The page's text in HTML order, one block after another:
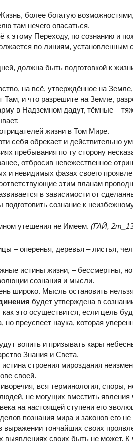
более богатую
там нечего опасаться.
к этому Переходу, по сознанию и
по линиям, установленным
должна быть подготовкой к
на всё, утверждённое на
Там, и что разрешите на Земле,
в Надземном дадут, тёмные –
жизни в Том Мире.
себя обрекает и действительно
пребывания по ту сторону
отбросив невежественное
и невидимых фазах своего
этим планам
в зависимости от
сознание к
утешения не Имеем. (ГАЙ,
– оперенья, деревья – листья,
истины жизни, – бессмертны,
сознания и мысли.
широко. Мысль остановить
будет утверждена в
это осуществится, если цель
но преуспеет наука, которая
вопить и призывать кары
Знания и Света.
строения мироздания
своей.
вся терминология, споры,
не могущих вместить явления
на настоящей ступени его
познания мира и законов его
тончайших своих
выявлениях своих быть не может.